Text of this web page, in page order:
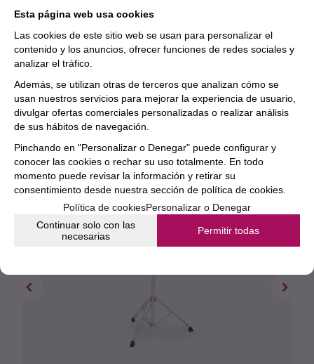
producto.
Esta página web usa cookies
Las cookies de este sitio web se usan para personalizar el
contenido y los anuncios, ofrecer funciones de redes sociales y
analizar el tráfico.
Además, se utilizan otras de terceros que analizan cómo se
usan nuestros servicios para mejorar la experiencia de usuario,
divulgar ofertas comerciales personalizadas o realizar análisis
de sus hábitos de navegación.
Pinchando en "Personalizar o Denegar" puede configurar y
conocer las cookies o rechar su uso totalmente. En todo
momento puede revisar la información y retirar su
consentimiento desde nuestra sección de política de cookies.
Política de cookiesPersonalizar o Denegar
Continuar solo con las
necesarias
Permitir todas